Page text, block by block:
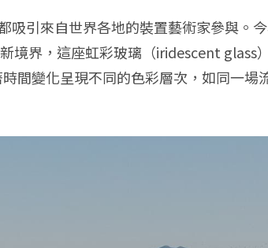
引來自世界各地的裝置藝術家參與。今
境界，這座虹彩玻璃（iridescent glass
間變化呈現不同的色彩層次，如同一場